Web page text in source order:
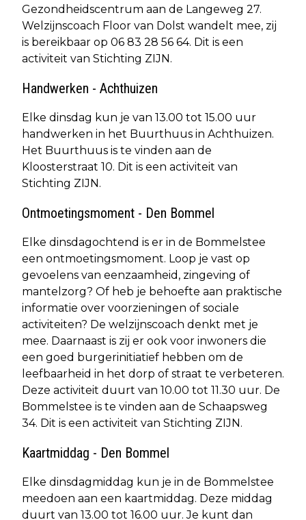
Gezondheidscentrum aan de Langeweg 27.
Welzijnscoach Floor van Dolst wandelt mee, zij
is bereikbaar op 06 83 28 56 64. Dit is een
activiteit van Stichting ZIJN.
Handwerken - Achthuizen
Elke dinsdag kun je van 13.00 tot 15.00 uur
handwerken in het Buurthuus in Achthuizen.
Het Buurthuus is te vinden aan de
Kloosterstraat 10. Dit is een activiteit van
Stichting ZIJN.
Ontmoetingsmoment - Den Bommel
Elke dinsdagochtend is er in de Bommelstee
een ontmoetingsmoment. Loop je vast op
gevoelens van eenzaamheid, zingeving of
mantelzorg? Of heb je behoefte aan praktische
informatie over voorzieningen of sociale
activiteiten? De welzijnscoach denkt met je
mee. Daarnaast is zij er ook voor inwoners die
een goed burgerinitiatief hebben om de
leefbaarheid in het dorp of straat te verbeteren.
Deze activiteit duurt van 10.00 tot 11.30 uur. De
Bommelstee is te vinden aan de Schaapsweg
34. Dit is een activiteit van Stichting ZIJN.
Kaartmiddag - Den Bommel
Elke dinsdagmiddag kun je in de Bommelstee
meedoen aan een kaartmiddag. Deze middag
duurt van 13.00 tot 16.00 uur. Je kunt dan